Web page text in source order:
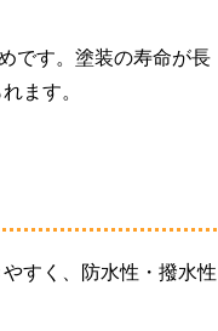
です。塗装の寿命が長
ます。
すく、防水性・撥水性